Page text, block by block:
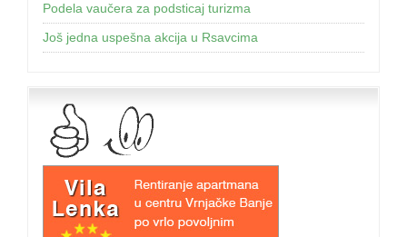
Podela vaučera za podsticaj turizma
Još jednа uspešnа аkcijа u Rsаvcimа